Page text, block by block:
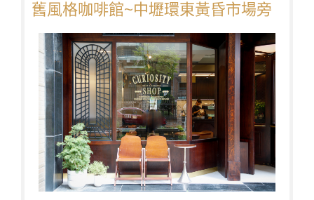
舊風格咖啡館~中壢環東黃昏市場旁